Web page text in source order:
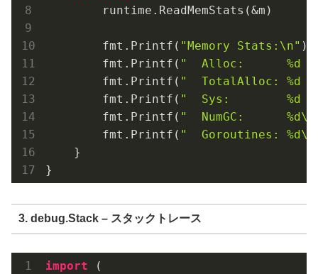
        runtime.ReadMemStats(&m)
        fmt.Printf(
"Memory Stats:\n" )
        fmt.Printf(
"  Alloc:      %d
        fmt.Printf(
"  TotalAlloc: %d
        fmt.Printf(
"  Sys:        %d
        fmt.Printf(
"  NumGC:
        fmt.Printf(
"  Goroutines:
    }
3. debug.Stack – スタックトレース
import (